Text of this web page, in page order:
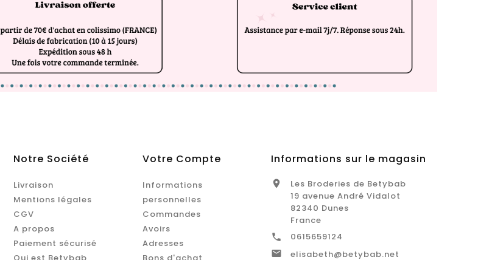
Notre Société
Livraison
Mentions légales
CGV
A propos
Paiement sécurisé
Votre Compte
Informations
personnelles
Commandes
Avoirs
Adresses
Informations sur le magasin

Les Broderies de Betybab
19 avenue André Vidalot
82340 Dunes
France
 0615659124
 elisabeth@betybab.net